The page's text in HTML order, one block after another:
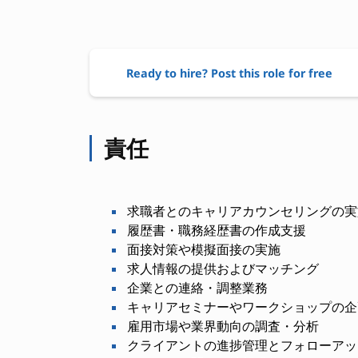
Ready to hire? Post this role for free
責任
求職者とのキャリアカウンセリングの
履歴書・職務経歴書の作成支援
面接対策や模擬面接の実施
求人情報の提供およびマッチング
企業との連絡・調整業務
キャリアセミナーやワークショップの
雇用市場や業界動向の調査・分析
クライアントの進捗管理とフォローア